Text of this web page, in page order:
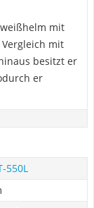
mit
mit
besitzt er
er
550L